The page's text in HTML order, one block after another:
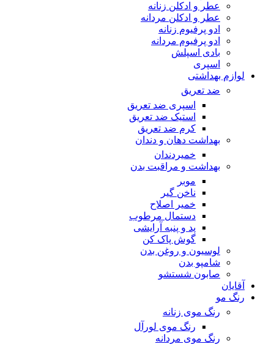
عطر و ادکلن زنانه
عطر و ادکلن مردانه
ادو پرفیوم زنانه
ادو پرفیوم مردانه
بادی اسپلش
اسپری
لوازم بهداشتی
ضد تعریق
اسپری ضد تعریق
استیک ضد تعریق
کرم ضد تعریق
بهداشت دهان و دندان
خمیردندان
بهداشت و مراقبت بدن
موبر
ناخن گیر
خمیر اصلاح
دستمال مرطوب
پد و پنبه آرایشی
گوش پاک کن
لوسیون و روغن بدن
شامپو بدن
صابون شستشو
آقایان
رنگ مو
رنگ موی زنانه
رنگ موی لورآل
رنگ موی مردانه